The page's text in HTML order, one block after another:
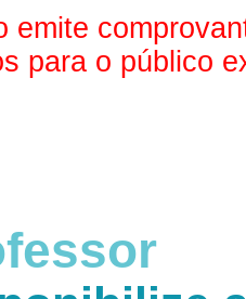
emite
para o público